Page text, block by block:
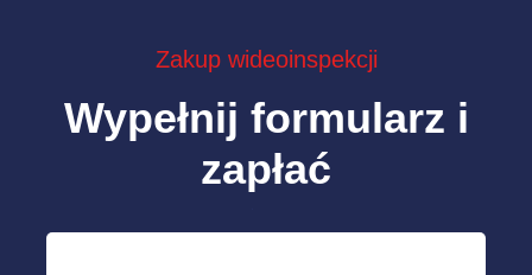
Zakup wideoinspekcji
Wypełnij formularz i
zapłać